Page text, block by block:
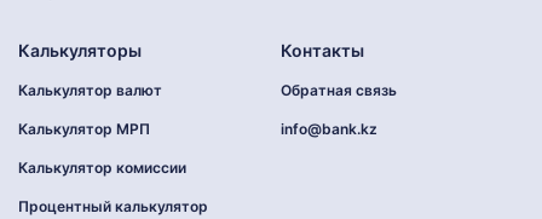
Калькуляторы
Калькулятор валют
Калькулятор МРП
Калькулятор комиссии
Процентный калькулятор
Контакты
Обратная связь
info@bank.kz